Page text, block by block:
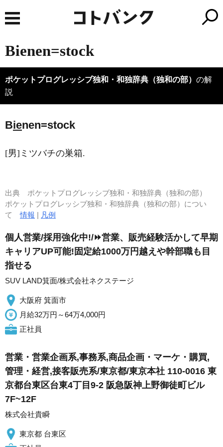
Bienen=stock
ポケットプログレッシブ独和・和独辞典（独和の部） の解
説
Bienen=stock
[男]ミツバチの巣箱.
出典 ポケットプログレッシブ独和・和独辞典（独和の部）
ポケットプログレッシブ独和・和独辞典（独和の部）につい
て情報 | 凡例
個人営業/採用強化中!/⏩️営業、販売経験活かして早期
キャリアUP可能!固定給1000万円越えや幹部職も目
指せる
SUV LAND箕面/株式会社ネクステージ
大阪府 箕面市
月給32万円～64万4,000円
正社員
営業・営業企画系,事務系,商品企画・マーケ・購買,
管理・経営,接客販売系/東京都/東京本社 110-0016 東
京都台東区台東4丁目9-2 阪急阪神上野御徒町ビル
7F~12F
株式会社貴瞬
東京都 台東区